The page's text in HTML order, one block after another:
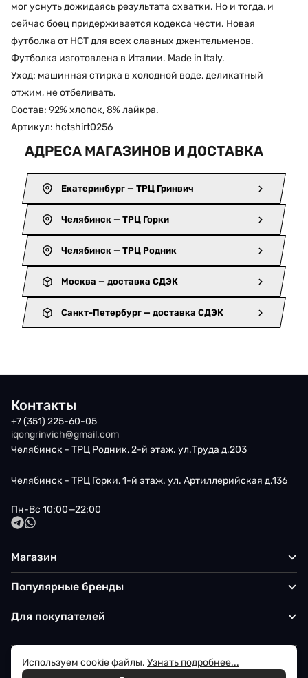
мог уснуть дожидаясь результата схватки. Но и тогда, и
сейчас боец придерживается кодекса чести. Новая
футболка от НСТ для всех славных джентельменов.
Футболка изготовлена в Италии. Made in Italy.
Уход: машинная стирка в холодной воде, деликатный
отжим, не отбеливать.
Состав: 92% хлопок, 8% лайкра.
Артикул: hctshirt0256
АДРЕСА МАГАЗИНОВ И ДОСТАВКА
Екатеринбург — ТРЦ Гринвич
Челябинск — ТРЦ Горки
Челябинск — ТРЦ Родник
Москва — доставка СДЭК
Санкт-Петербург — доставка СДЭК
Контакты
+7 (351) 225-60-05
iqongrinvich@gmail.com
Челябинск - ТРЦ Родник, 2-й этаж. ул.Труда д.203
Челябинск - ТРЦ Горки, 1-й этаж. ул. Артиллерийская д.136
Пн-Вс 10:00—22:00
Магазин
Популярные бренды
Для покупателей
Политика обработки персональных данных
Используем cookie файлы. Узнать подробнее...